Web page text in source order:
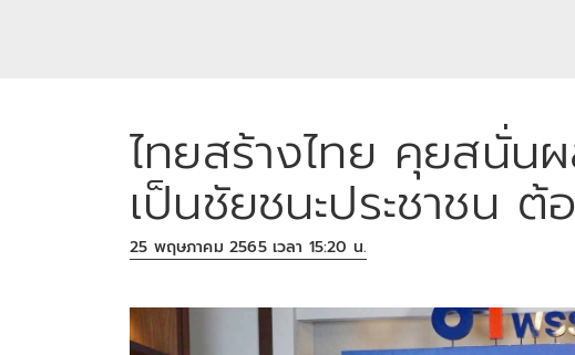
ไทยสร้างไทย คุยสนั่น
เป็นชัยชนะประชาชน
25 พฤษภาคม 2565 เวลา 15:20 น.